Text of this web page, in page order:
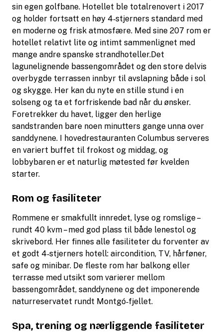
sin egen golfbane. Hotellet ble totalrenovert i 2017
og holder fortsatt en høy 4‑stjerners standard med
en moderne og frisk atmosfære. Med sine 207 rom er
hotellet relativt lite og intimt sammenlignet med
mange andre spanske strandhoteller.Det
lagunelignende bassengområdet og den store delvis
overbygde terrassen innbyr til avslapning både i sol
og skygge. Her kan du nyte en stille stund i en
solseng og ta et forfriskende bad når du ønsker.
Foretrekker du havet, ligger den herlige
sandstranden bare noen minutters gange unna over
sanddynene. I hovedrestauranten Columbus serveres
en variert buffet til frokost og middag, og
lobbybaren er et naturlig møtested før kvelden
starter.
Rom og fasiliteter
Rommene er smakfullt innredet, lyse og romslige –
rundt 40 kvm – med god plass til både lenestol og
skrivebord. Her finnes alle fasiliteter du forventer av
et godt 4‑stjerners hotell: aircondition, TV, hårføner,
safe og minibar. De fleste rom har balkong eller
terrasse med utsikt som varierer mellom
bassengområdet, sanddynene og det imponerende
naturreservatet rundt Montgó‑fjellet.
Spa, trening og nærliggende fasiliteter